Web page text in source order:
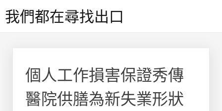
to我們都在尋找出口
個人工作損害保證秀傳
醫院供膳為新失業形狀